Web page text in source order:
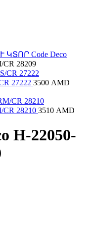
ԿՏՈՐ Code Deco
28209
27222 3500 AMD
28210 3510 AMD
H-22050-